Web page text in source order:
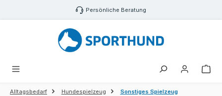
Zum Hauptinhalt springen Persönliche Beratung
Alltagsbedarf Hundespielzeug Sonstiges Spielzeug